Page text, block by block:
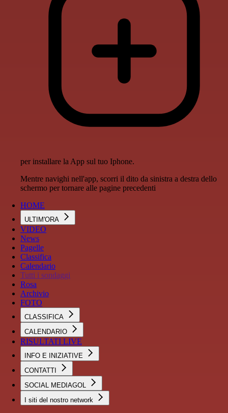
per installare la App sul tuo Iphone.
Mentre navighi nell'app, scorri il dito da sinistra a destra dello
schermo per tornare alle pagine precedenti
HOME
ULTIM'ORA
VIDEO
News
Pagelle
Classifica
Calendario
Tutti i sondaggi
Rosa
Archivio
FOTO
CLASSIFICA
CALENDARIO
RISULTATI LIVE
INFO E INIZIATIVE
CONTATTI
SOCIAL MEDIAGOL
I siti del nostro network